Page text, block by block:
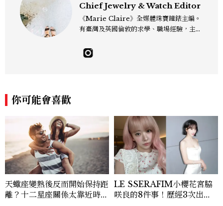
Chief Jewelry & Watch Editor
《Marie Claire》全媒體珠寶鐘錶主編。
有臺灣及英國倫敦的求學、職場經驗，主修
佳人》編輯工作內容，包括錶展等國際活動
採訪、珠寶市場動態等專題，及視覺拍攝執
你可能會喜歡
天蠍座變熟後反而開始保持距
離？十二星座關係太靠近時最
LE SSERAFIM小櫻花宮脇
咲良的8件事！歷經3次出